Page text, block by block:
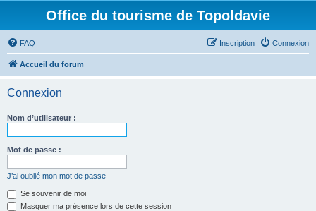
Office du tourisme de Topoldavie
FAQ Connexion
Inscription
Accueil du forum
Connexion
Nom d’utilisateur :
Mot de passe :
J’ai oublié mon mot de passe
Se souvenir de moi
Masquer ma présence lors de cette session